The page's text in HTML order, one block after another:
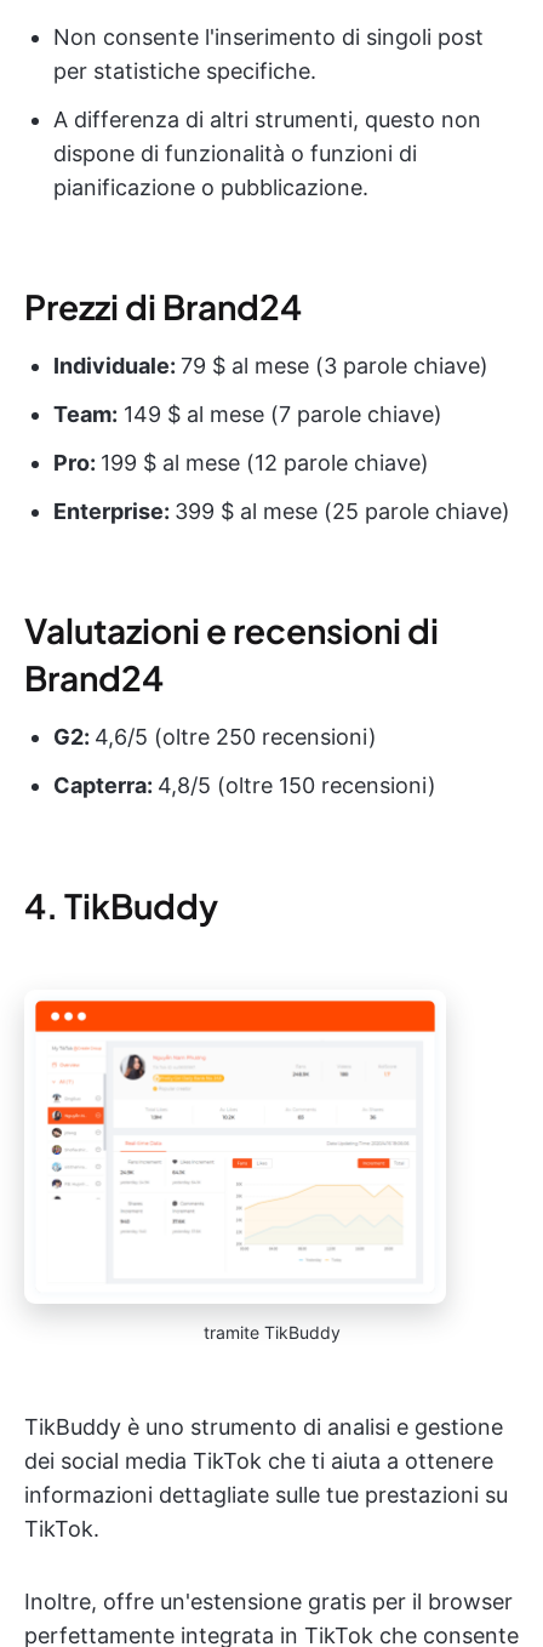
Non consente l'inserimento di singoli post
per statistiche specifiche.
A differenza di altri strumenti, questo non
dispone di funzionalità o funzioni di
pianificazione o pubblicazione.
Prezzi di Brand24
Individuale: 79 $ al mese (3 parole chiave)
Team: 149 $ al mese (7 parole chiave)
Pro: 199 $ al mese (12 parole chiave)
Enterprise: 399 $ al mese (25 parole chiave)
Valutazioni e recensioni di
Brand24
G2: 4,6/5 (oltre 250 recensioni)
Capterra: 4,8/5 (oltre 150 recensioni)
4. TikBuddy
tramite TikBuddy
TikBuddy è uno strumento di analisi e gestione
dei social media TikTok che ti aiuta a ottenere
informazioni dettagliate sulle tue prestazioni su
TikTok.
Inoltre, offre un'estensione gratis per il browser
perfettamente integrata in TikTok che consente